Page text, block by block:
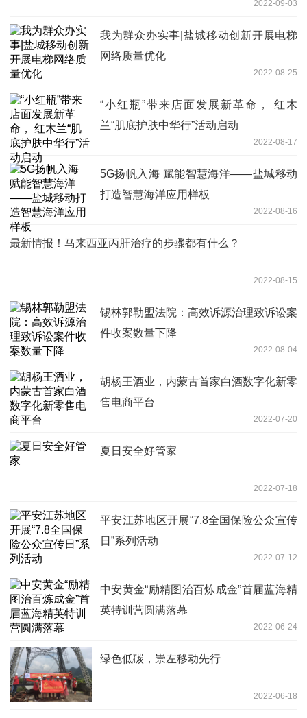
2022-09-03
我为群众办实事|盐城移动创新开展电梯
网络质量优化
2022-08-25
“小红瓶”带来店面发展新革命， 红木
兰“肌底护肤中华行”活动启动
2022-08-17
5G扬帆入海 赋能智慧海洋——盐城移动
打造智慧海洋应用样板
2022-08-16
最新情报！马来西亚丙肝治疗的步骤都有什么？
2022-08-15
锡林郭勒盟法院：高效诉源治理致诉讼案
件收案数量下降
2022-08-04
胡杨王酒业，内蒙古首家白酒数字化新零
售电商平台
2022-07-20
夏日安全好管家
2022-07-18
平安江苏地区开展“7.8全国保险公众宣传
日”系列活动
2022-07-12
中安黄金“励精图治百炼成金”首届蓝海精
英特训营圆满落幕
2022-06-24
绿色低碳，崇左移动先行
2022-06-18